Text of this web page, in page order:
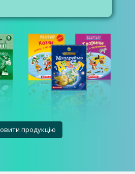
продукцію